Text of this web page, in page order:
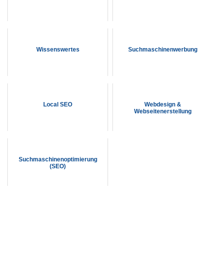
Wissenswertes Suchmaschinenwerbung
Local SEO
Webdesign &
Webseitenerstellung
Suchmaschinenoptimierung
(SEO)